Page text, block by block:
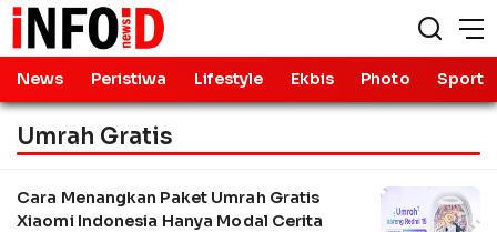
News Peristiwa Lifestyle Ekbis Photo Sport
Umrah Gratis
Cara Menangkan Paket Umrah Gratis
Xiaomi Indonesia Hanya Modal Cerita